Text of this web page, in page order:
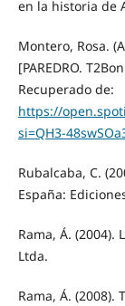
en la historia de
Montero, Rosa.
[PAREDRO.
Recuperado de:
https://
si=QH3-
Rubalcaba, C.
España:
Rama, Á.
Ltda.
Rama, Á.